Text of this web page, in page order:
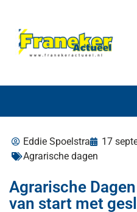
Eddie Spoelstra 17
Agrarische dagen
Agrarische
van start met